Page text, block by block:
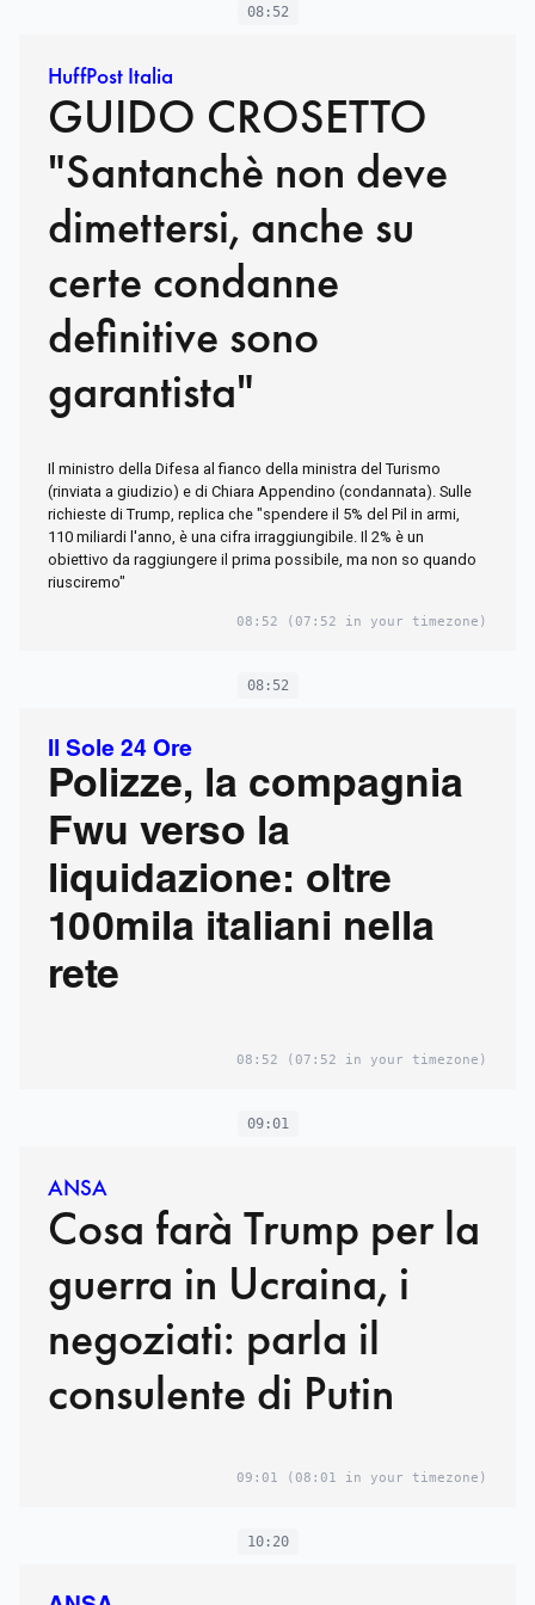
08:52
HuffPost Italia
GUIDO CROSETTO
"Santanchè non deve
dimettersi, anche su
certe condanne
definitive sono
garantista"
Il ministro della Difesa al fianco della ministra del Turismo
(rinviata a giudizio) e di Chiara Appendino (condannata). Sulle
richieste di Trump, replica che "spendere il 5% del Pil in armi,
110 miliardi l'anno, è una cifra irraggiungibile. Il 2% è un
obiettivo da raggiungere il prima possibile, ma non so quando
riusciremo"
08:52 (07:52 in your timezone)
08:52
Il Sole 24 Ore
Polizze, la compagnia
Fwu verso la
liquidazione: oltre
100mila italiani nella
rete
08:52 (07:52 in your timezone)
09:01
ANSA
Cosa farà Trump per la
guerra in Ucraina, i
negoziati: parla il
consulente di Putin
09:01 (08:01 in your timezone)
10:20